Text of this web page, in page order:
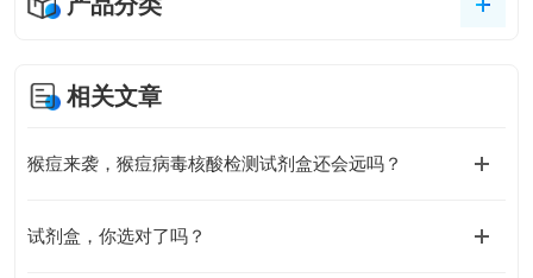
相关文章
猴痘来袭，猴痘病毒核酸检测试剂盒还会远吗？
试剂盒，你选对了吗？